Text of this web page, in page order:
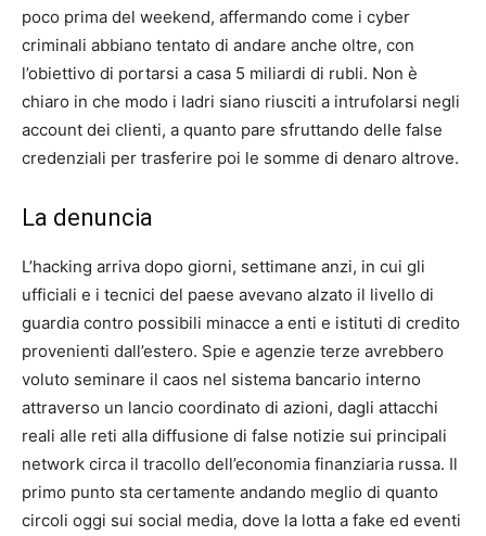
poco prima del weekend, affermando come i cyber
criminali abbiano tentato di andare anche oltre, con
l’obiettivo di portarsi a casa 5 miliardi di rubli. Non è
chiaro in che modo i ladri siano riusciti a intrufolarsi negli
account dei clienti, a quanto pare sfruttando delle false
credenziali per trasferire poi le somme di denaro altrove.
La denuncia
L’hacking arriva dopo giorni, settimane anzi, in cui gli
ufficiali e i tecnici del paese avevano alzato il livello di
guardia contro possibili minacce a enti e istituti di credito
provenienti dall’estero. Spie e agenzie terze avrebbero
voluto seminare il caos nel sistema bancario interno
attraverso un lancio coordinato di azioni, dagli attacchi
reali alle reti alla diffusione di false notizie sui principali
network circa il tracollo dell’economia finanziaria russa. Il
primo punto sta certamente andando meglio di quanto
circoli oggi sui social media, dove la lotta a fake ed eventi